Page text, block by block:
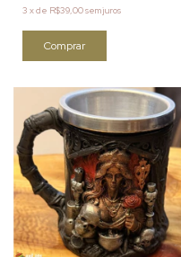
3 xde R$39,00sem juros